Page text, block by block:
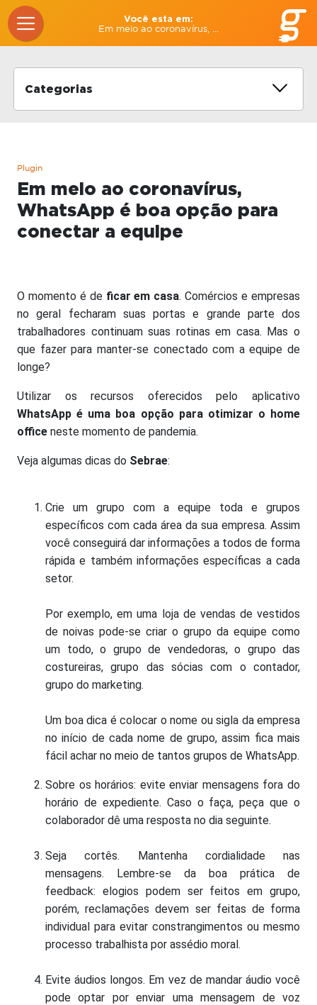
Você esta em:
Em meio ao coronavírus, ...
Categorias
Plugin
Em meio ao coronavírus,
WhatsApp é boa opção para
conectar a equipe
O momento é de ficar em casa. Comércios e empresas
no geral fecharam suas portas e grande parte dos
trabalhadores continuam suas rotinas em casa. Mas o
que fazer para manter-se conectado com a equipe de
longe?
Utilizar os recursos oferecidos pelo aplicativo
WhatsApp é uma boa opção para otimizar o home
office neste momento de pandemia.
Veja algumas dicas do Sebrae:
Crie um grupo com a equipe toda e grupos
específicos com cada área da sua empresa. Assim
você conseguirá dar informações a todos de forma
rápida e também informações específicas a cada
setor.
Por exemplo, em uma loja de vendas de vestidos
de noivas pode-se criar o grupo da equipe como
um todo, o grupo de vendedoras, o grupo das
costureiras, grupo das sócias com o contador,
grupo do marketing.
Um boa dica é colocar o nome ou sigla da empresa
no início de cada nome de grupo, assim fica mais
fácil achar no meio de tantos grupos de WhatsApp.
Sobre os horários: evite enviar mensagens fora do
horário de expediente. Caso o faça, peça que o
colaborador dê uma resposta no dia seguinte.
Seja cortês. Mantenha cordialidade nas
mensagens. Lembre-se da boa prática de
feedback: elogios podem ser feitos em grupo,
porém, reclamações devem ser feitas de forma
individual para evitar constrangimentos ou mesmo
processo trabalhista por assédio moral.
Evite áudios longos. Em vez de mandar áudio você
pode optar por enviar uma mensagem de voz